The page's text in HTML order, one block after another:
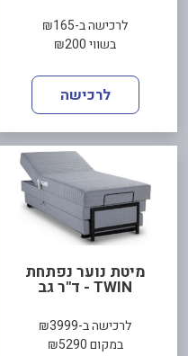
לרכישה ב-₪165
בשווי ₪200
לרכישה
מיטת נוער נפתחת
TWIN - ד"ר גב
לרכישה ב-₪3999
במקום ₪5290